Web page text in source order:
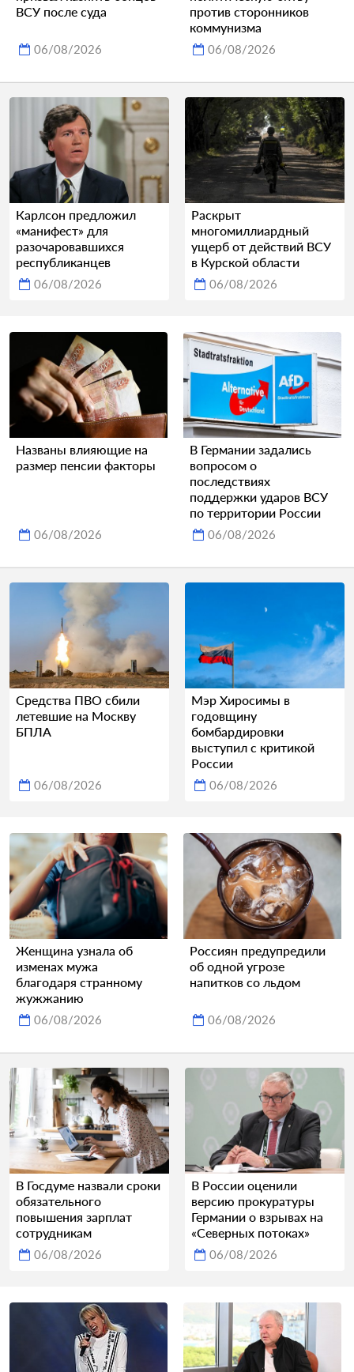
ВСУ после суда
06/08/2026
против сторонников
коммунизма
06/08/2026
Карлсон предложил
«манифест» для
разочаровавшихся
республиканцев
06/08/2026
Раскрыт
многомиллиардный
ущерб от действий ВСУ
в Курской области
06/08/2026
Названы влияющие на
размер пенсии факторы
06/08/2026
В Германии задались
вопросом о
последствиях
поддержки ударов ВСУ
по территории России
06/08/2026
Средства ПВО сбили
летевшие на Москву
БПЛА
06/08/2026
Мэр Хиросимы в
годовщину
бомбардировки
выступил с критикой
России
06/08/2026
Женщина узнала об
изменах мужа
благодаря странному
жужжанию
06/08/2026
Россиян предупредили
об одной угрозе
напитков со льдом
06/08/2026
В Госдуме назвали сроки
обязательного
повышения зарплат
сотрудникам
06/08/2026
В России оценили
версию прокуратуры
Германии о взрывах на
«Северных потоках»
06/08/2026